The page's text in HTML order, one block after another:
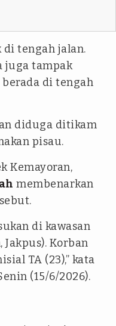
tengah jalan.
juga tampak
di tengah
diduga ditikam
pisau.
Kemayoran,
membenarkan
di kawasan
Jakpus). Korban
TA (23),” kata
(15/6/2026).